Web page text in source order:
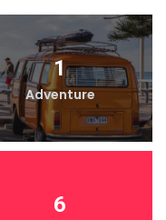
1
Adventure
6